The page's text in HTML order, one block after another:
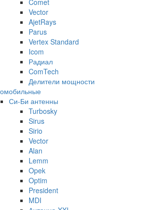
Vector
AjetRays
Parus
Vertex Standard
Icom
Радиал
ComTech
Делители мощности
Си-Би антенны
Turbosky
Sirus
Sirio
Vector
Alan
Lemm
Opek
Optim
President
MDI